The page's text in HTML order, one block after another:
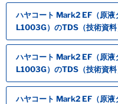
ハヤコート Mark2 EF（原
L1003G）のTDS（技術資料
ハヤコート Mark2 EF（原
L1003G）のTDS（技術資料
ハヤコート Mark2 EF（原